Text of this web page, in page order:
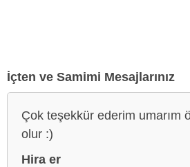
İçten ve Samimi Mesajlarınız
Çok teşekkür ederim umarım
olur :)
Hira er